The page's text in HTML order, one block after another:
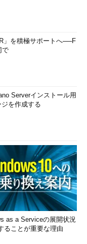
」を積極サポートへ──F
で
Serverインストール用
を作成する
as a Serviceの展開状況
ることが重要な理由